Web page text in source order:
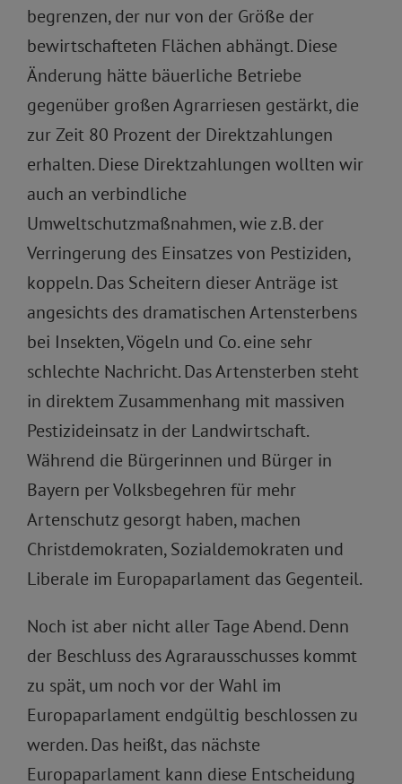
begrenzen, der nur von der Größe der
bewirtschafteten Flächen abhängt. Diese
Änderung hätte bäuerliche Betriebe
gegenüber großen Agrarriesen gestärkt, die
zur Zeit 80 Prozent der Direktzahlungen
erhalten. Diese Direktzahlungen wollten wir
auch an verbindliche
Umweltschutzmaßnahmen, wie z.B. der
Verringerung des Einsatzes von Pestiziden,
koppeln. Das Scheitern dieser Anträge ist
angesichts des dramatischen Artensterbens
bei Insekten, Vögeln und Co. eine sehr
schlechte Nachricht. Das Artensterben steht
in direktem Zusammenhang mit massiven
Pestizideinsatz in der Landwirtschaft.
Während die Bürgerinnen und Bürger in
Bayern per Volksbegehren für mehr
Artenschutz gesorgt haben, machen
Christdemokraten, Sozialdemokraten und
Liberale im Europaparlament das Gegenteil.
Noch ist aber nicht aller Tage Abend. Denn
der Beschluss des Agrarausschusses kommt
zu spät, um noch vor der Wahl im
Europaparlament endgültig beschlossen zu
werden. Das heißt, das nächste
Europaparlament kann diese Entscheidung